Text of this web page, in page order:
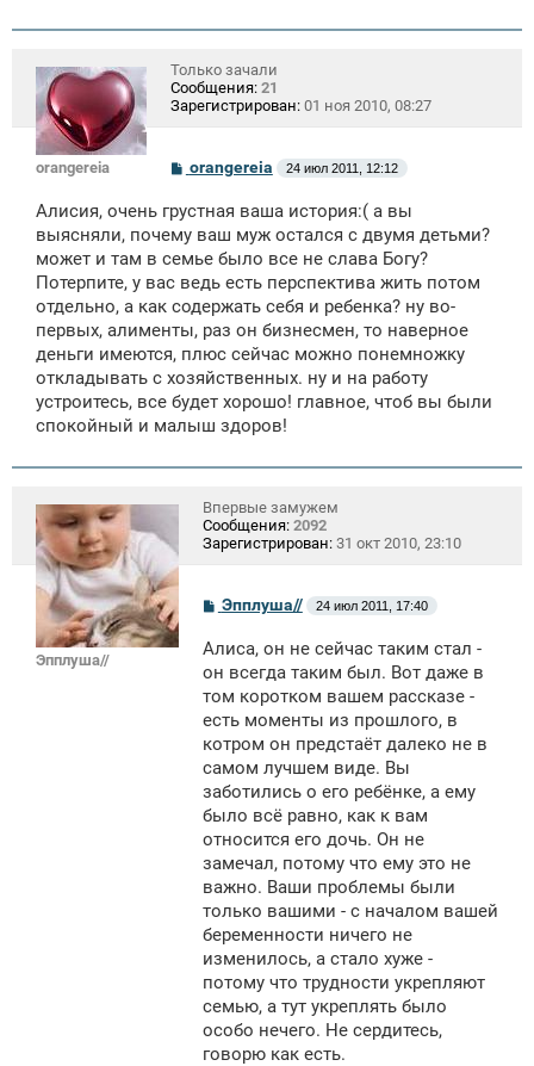
orangereia
Только зачали
Сообщения: 21
Зарегистрирован: 01 ноя 2010, 08:27
С
о
б
щ
е
н
и
orangereia 24 июл 2011, 12:12
Алисия, очень грустная ваша история:( а вы
выясняли, почему ваш муж остался с двумя детьми?
может и там в семье было все не слава Богу?
Потерпите, у вас ведь есть перспектива жить потом
отдельно, а как содержать себя и ребенка? ну во-
первых, алименты, раз он бизнесмен, то наверное
деньги имеются, плюс сейчас можно понемножку
откладывать с хозяйственных. ну и на работу
устроитесь, все будет хорошо! главное, чтоб вы были
спокойный и малыш здоров!
Эпплуша//
Впервые замужем
Сообщения: 2092
Зарегистрирован: 31 окт 2010, 23:10
С
о
б
щ
н
и
Эпплуша// 24 июл 2011, 17:40
Алиса, он не сейчас таким стал -
он всегда таким был. Вот даже в
том коротком вашем рассказе -
есть моменты из прошлого, в
котром он предстаёт далеко не в
самом лучшем виде. Вы
заботились о его ребёнке, а ему
было всё равно, как к вам
относится его дочь. Он не
замечал, потому что ему это не
важно. Ваши проблемы были
только вашими - с началом вашей
беременности ничего не
изменилось, а стало хуже -
потому что трудности укрепляют
семью, а тут укреплять было
особо нечего. Не сердитесь,
говорю как есть.